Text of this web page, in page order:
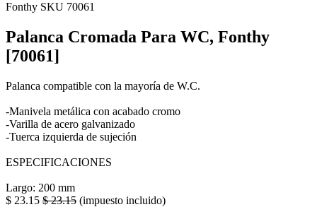
Fonthy SKU 70061
Palanca Cromada Para WC, Fonthy
[70061]
Palanca compatible con la mayoría de W.C.
-Manivela metálica con acabado cromo
-Varilla de acero galvanizado
-Tuerca izquierda de sujeción
ESPECIFICACIONES
Largo: 200 mm
$ 23.15 $23.15 (impuesto incluido)